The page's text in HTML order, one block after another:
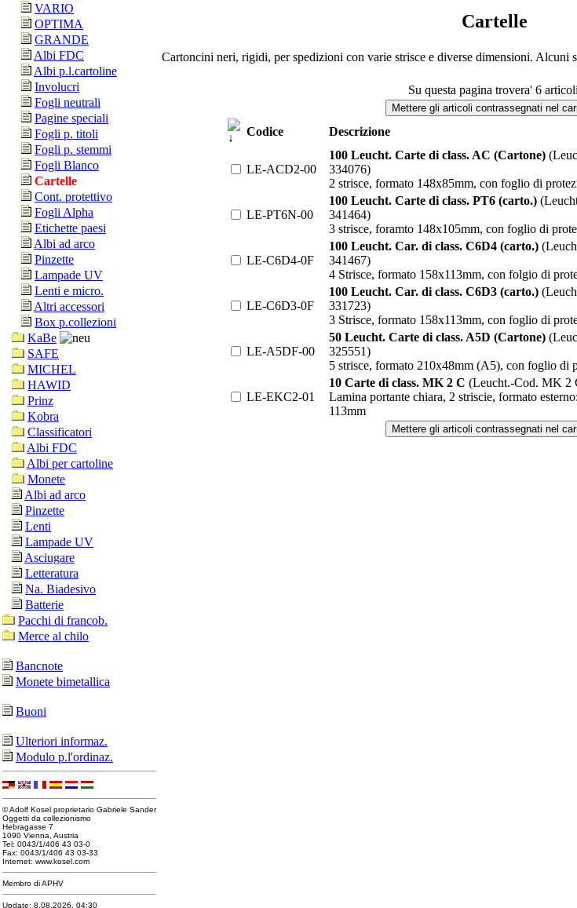
VARIO
OPTIMA
GRANDE
Albi FDC
Albi p.l.cartoline
Involucri
Fogli neutrali
Pagine speciali
Fogli p. titoli
Fogli p. stemmi
Fogli Blanco
Cartelle
Cont. protettivo
Fogli Alpha
Etichette paesi
Albi ad arco
Pinzette
Lampade UV
Lenti e micro.
Altri accessori
Box p.collezioni
KaBe
SAFE
MICHEL
HAWID
Prinz
Kobra
Classificatori
Albi FDC
Albi per cartoline
Monete
Albi ad arco
Pinzette
Lenti
Lampade UV
Asciugare
Letteratura
Na. Biadesivo
Batterie
Pacchi di francob.
Merce al chilo
Bancnote
Monete bimetallica
Buoni
Ulteriori informaz.
Modulo p.l'ordinaz.
© Adolf Kosel proprietario Gabriele Sander
Oggetti da collezionismo
Hebragasse 7
1090 Vienna, Austria
Tel: 0043/1/406 43 03-0
Fax: 0043/1/406 43 03-33
Internet: www.kosel.com
Membro di APHV
Update: 8.08.2026, 04:30
Cartelle
Cartoncini neri, rigidi, per spedizioni con varie strisce e diverse dimensioni. Alcuni
Su questa pagina trovera' 6
Codice Descrizione
LE-ACD2-00
100 Leucht. Carte di class. AC (Cartone)
334076)
2 strisce, formato 148x85mm, con foglio di
LE-PT6N-00
100 Leucht. Carte di class. PT6 (carto.)
341464)
3 strisce, foramto 148x105mm, con foglio di
LE-C6D4-0F
100 Leucht. Car. di class. C6D4 (carto.)
341467)
4 Strisce, formato 158x113mm, con folgio di
LE-C6D3-0F
100 Leucht. Car. di class. C6D3 (carto.)
331723)
3 Strisce, formato 158x113mm, con foglio di
LE-A5DF-00
50 Leucht. Carte di class. A5D (Cartone)
325551)
5 strisce, formato 210x48mm (A5), con foglio di
LE-EKC2-01
10 Carte di class. MK 2 C (Leucht.-Cod. MK 2
Lamina portante chiara, 2 striscie, formato
113mm